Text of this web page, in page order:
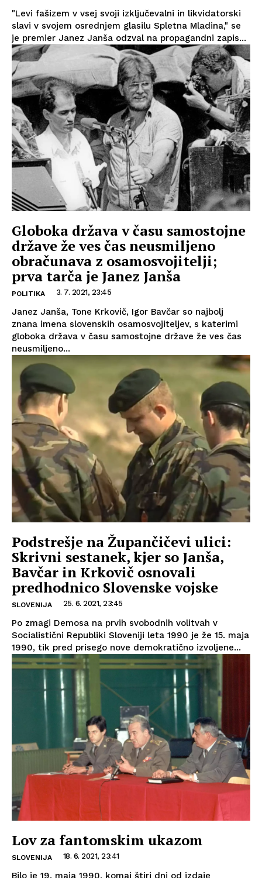
"Levi fašizem v vsej svoji izključevalni in likvidatorski
slavi v svojem osrednjem glasilu Spletna Mladina," se
je premier Janez Janša odzval na propagandni zapis...
Globoka država v času samostojne
države že ves čas neusmiljeno
obračunava z osamosvojitelji;
prva tarča je Janez Janša
POLITIKA 3. 7. 2021, 23:45
Janez Janša, Tone Krkovič, Igor Bavčar so najbolj
znana imena slovenskih osamosvojiteljev, s katerimi
globoka država v času samostojne države že ves čas
neusmiljeno...
Podstrešje na Župančičevi ulici:
Skrivni sestanek, kjer so Janša,
Bavčar in Krkovič osnovali
predhodnico Slovenske vojske
SLOVENIJA 25. 6. 2021, 23:45
Po zmagi Demosa na prvih svobodnih volitvah v
Socialistični Republiki Sloveniji leta 1990 je že 15. maja
1990, tik pred prisego nove demokratično izvoljene...
Lov za fantomskim ukazom
SLOVENIJA 18. 6. 2021, 23:41